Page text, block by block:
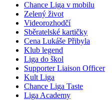
Chance Liga v mobilu
Zelený život
Videorozhodčí
Sběratelské kartičky
Cena Lukáše Přibyla
Klub legend
Liga do škol
Supporter Liaison Officer
Kult Liga
Chance Liga Taste
Liga Academy